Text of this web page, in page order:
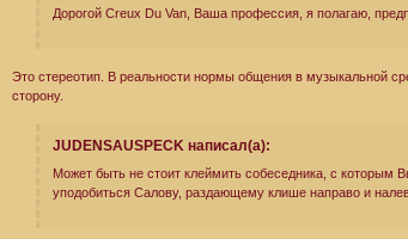
Дорогой Creux Du Van, Ваша профессия, я полагаю,
Это стереотип. В реальности нормы общения в музыкальной
сторону.
JUDENSAUSPECK написал(а):
Может быть не стоит клеймить собеседника, с которым
уподобиться Салову, раздающему клише направо и